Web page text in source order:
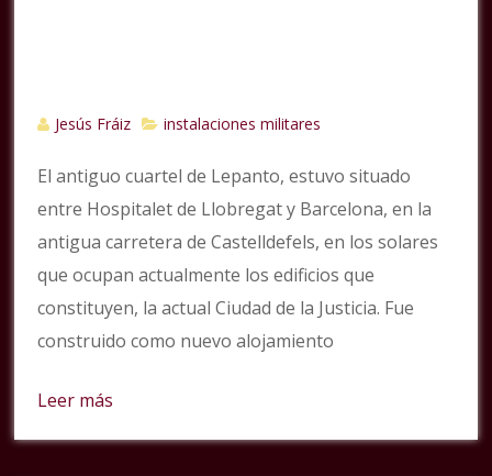
Jesús Fráiz instalaciones militares
El antiguo cuartel de Lepanto, estuvo situado
entre Hospitalet de Llobregat y Barcelona, en la
antigua carretera de Castelldefels, en los solares
que ocupan actualmente los edificios que
constituyen, la actual Ciudad de la Justicia. Fue
construido como nuevo alojamiento
Leer más